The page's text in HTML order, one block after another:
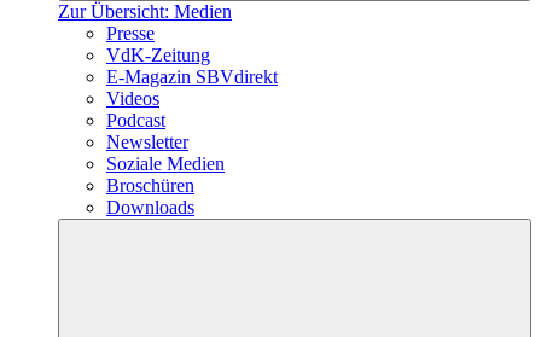
Zur Übersicht: Medien
Presse
VdK-Zeitung
E-Magazin SBVdirekt
Videos
Podcast
Newsletter
Soziale Medien
Broschüren
Downloads